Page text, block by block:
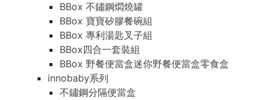
BBox 不鏽鋼燜燒罐
BBox 寶寶矽膠餐碗組
BBox 專利湯匙叉子組
BBox四合一套裝組
BBox 野餐便當盒迷你野餐便當盒零食盒
innobaby系列
不鏽鋼分隔便當盒